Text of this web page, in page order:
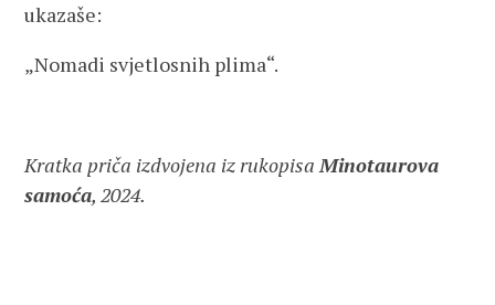
ukazaše:
„Nomadi svjetlosnih plima“.
Kratka priča izdvojena iz rukopisaMinotaurova
samoća, 2024.